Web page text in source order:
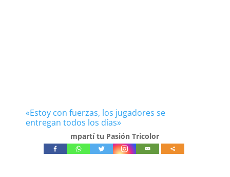
«Estoy con fuerzas, los jugadores se
entregan todos los días»
mpartí tu Pasión Tricolor